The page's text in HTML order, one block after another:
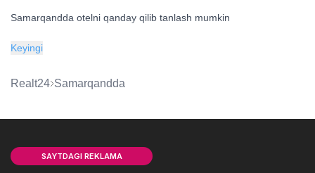
Samarqandda otelni qanday qilib tanlash mumkin
Jozibali, tarixiy shahar — Samarqandda siz taniqli jahon
tarmog‘ining 5, 4 yoki 3 yulduzli mehmonxonalarida qolishingiz
kichik butik-otellar mavjud. Bunday Samarqanddagi
mehmonxonalar doimo belgilangan kategotiyalarga javob beradi
va yuqori darajadagi xizmat va qulaylikni ta’minlaydi. Ammo,
taklif qiladi.
Samarqanddagi eng arzon mehmonxona uylari va kichik xususiy
Keyingi
Realt24 Samarqandda
SAYTDAGI REKLAMA